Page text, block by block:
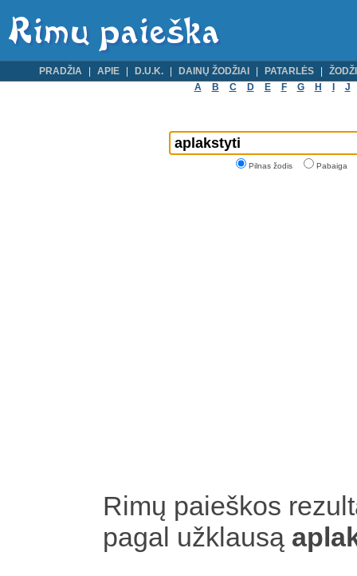
PRADŽIA APIE D.U.K. DAINŲ ŽODŽIAI PATARLĖS
A
B C D E F G H J
Pilnas žodis Pabaiga
Rimų paieškos
pagal užklausą